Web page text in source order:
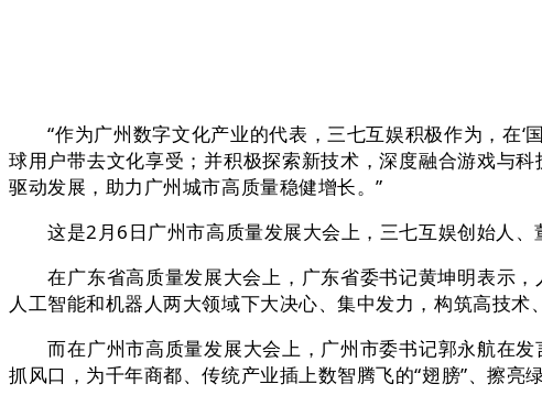
“作为广州数字文化产业的代表，三七互娱积极作为，在‘国
球用户带去文化享受；并积极探索新技术，深度融合游戏与
驱动发展，助力广州城市高质量稳健增长。”
这是2月6日广州市高质量发展大会上，三七互娱创始人、
在广东省高质量发展大会上，广东省委书记黄坤明表示，
人工智能和机器人两大领域下大决心、集中发力，构筑高技术
而在广州市高质量发展大会上，广州市委书记郭永航在发
抓风口，为千年商都、传统产业插上数智腾飞的“翅膀”、擦亮绿